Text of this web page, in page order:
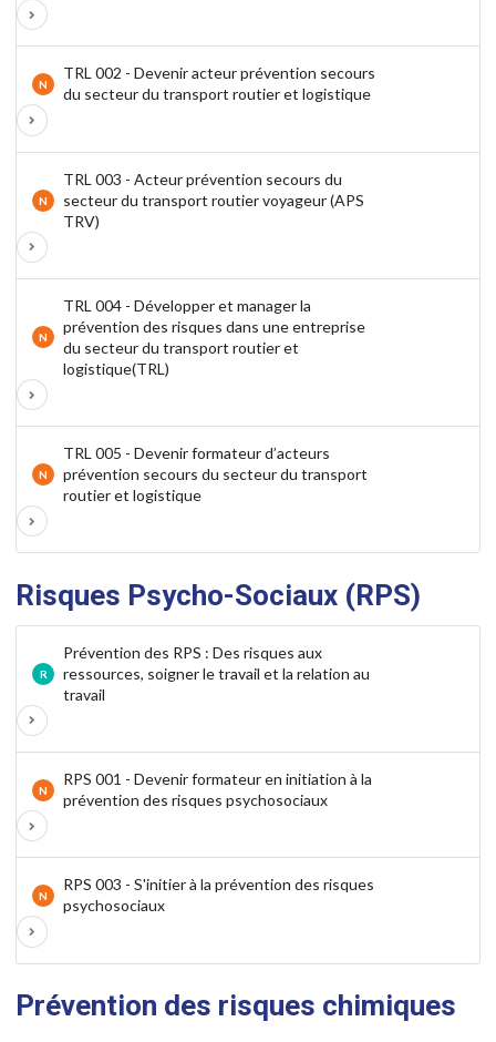
N
TRL 002 - Devenir acteur prévention secours
du secteur du transport routier et logistique
N
TRL 003 - Acteur prévention secours du
secteur du transport routier voyageur (APS
TRV)
N
TRL 004 - Développer et manager la
prévention des risques dans une entreprise
du secteur du transport routier et
logistique(TRL)
N
TRL 005 - Devenir formateur d’acteurs
prévention secours du secteur du transport
routier et logistique
Risques Psycho-Sociaux (RPS)
R
Prévention des RPS : Des risques aux
ressources, soigner le travail et la relation au
travail
N
RPS 001 - Devenir formateur en initiation à la
prévention des risques psychosociaux
N
RPS 003 - S'initier à la prévention des risques
psychosociaux
Prévention des risques chimiques